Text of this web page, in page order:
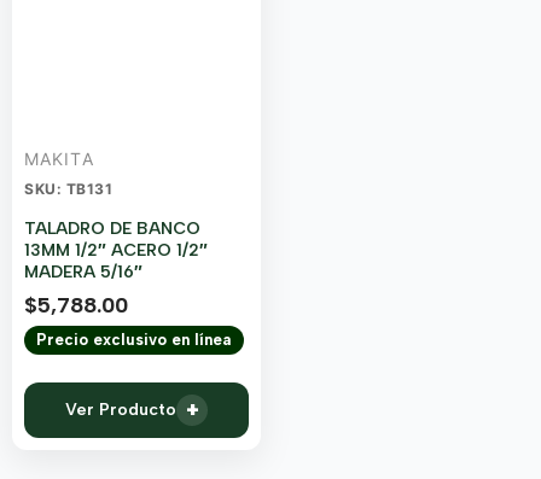
MAKITA
SKU: TB131
TALADRO DE BANCO
13MM 1/2″ ACERO 1/2″
MADERA 5/16″
$5,788.00
Precio exclusivo en línea
Ver Producto +